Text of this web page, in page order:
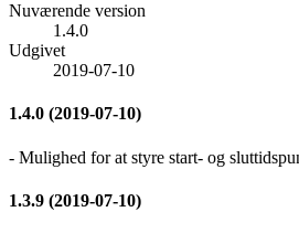
Nuværende version
1.4.0
Udgivet
2019-07-10
1.4.0 (2019-07-10)
- Mulighed for at styre start- og
1.3.9 (2019-07-10)